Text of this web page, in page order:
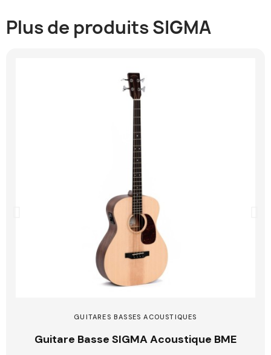
Plus de produits SIGMA
GUITARES BASSES ACOUSTIQUES
Guitare Basse SIGMA Acoustique BME